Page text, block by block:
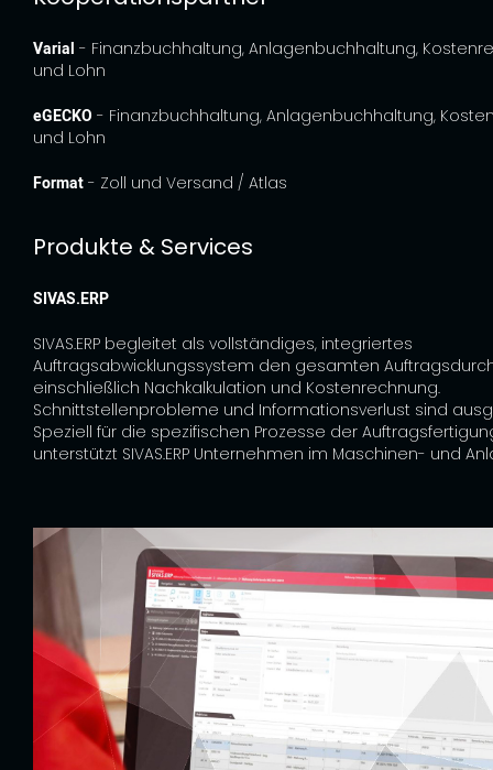
Varial - Finanzbuchhaltung, Anlagenbuchhaltung,
und Lohn
eGECKO - Finanzbuchhaltung, Anlagenbuchhaltung,
und Lohn
Format - Zoll und Versand / Atlas
Produkte & Services
SIVAS.ERP
SIVAS.ERP begleitet als vollständiges, integriertes
Auftragsabwicklungssystem den gesamten
einschließlich Nachkalkulation und Kostenrechnung.
Schnittstellenprobleme und Informationsverlust sind
Speziell für die spezifischen Prozesse der
unterstützt SIVAS.ERP Unternehmen im Maschinen- und